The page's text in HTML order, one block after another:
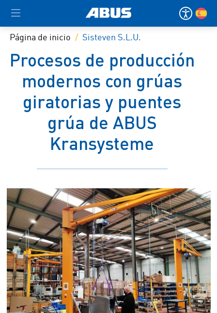
Página de inicio Sisteven S.L.U.
Procesos de producción
modernos con grúas
giratorias y puentes
grúa de ABUS
Kransysteme